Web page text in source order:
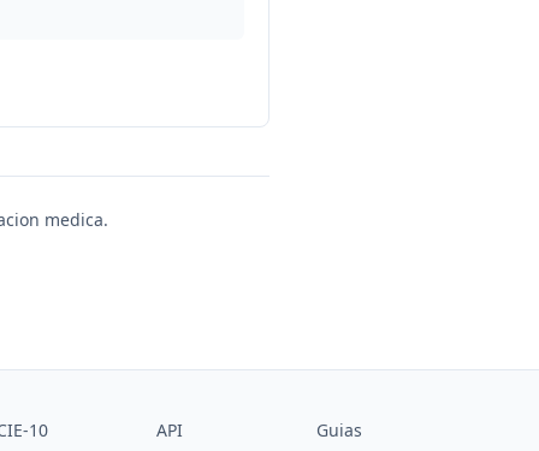
medica.
10 API Guias